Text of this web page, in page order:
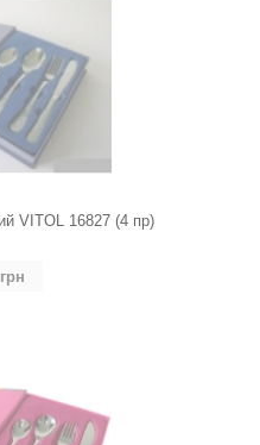
VITOL 16827 (4 пр)
грн